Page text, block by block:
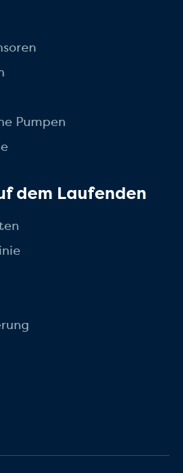
Pumpen
dem Laufenden